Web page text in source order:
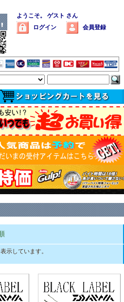
ようこそ。 ゲスト さん
ログイン
会員登録
示しています。